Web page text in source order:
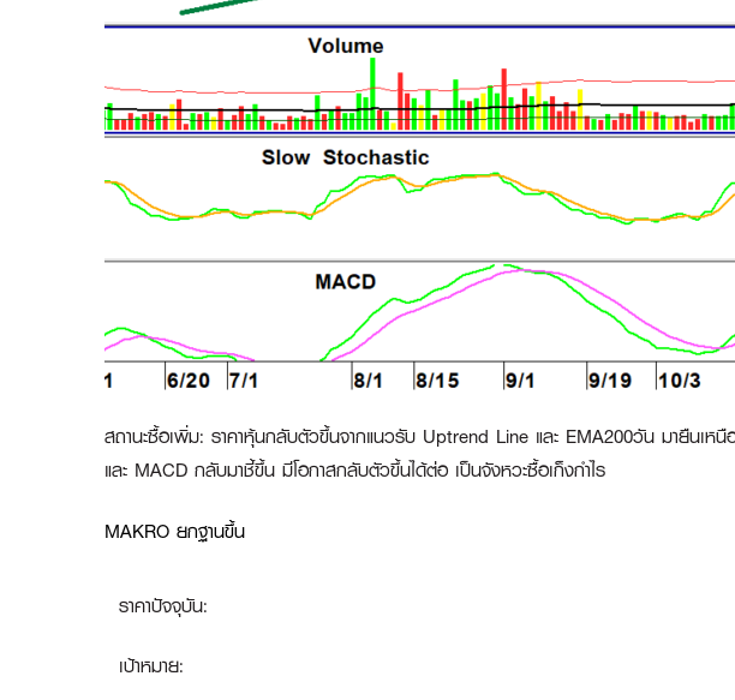
สถานะซื้อเพิ่ม: ราคาหุ้นกลับตัวขึ้นจากแนวรับ Uptrend Line และ EMA200วัน มายืนเ
และ MACD กลับมาชี้ขึ้น มีโอกาสกลับตัวขึ้นได้ต่อ เป็นจังหวะซื้อเก็งกำไร
MAKRO ยกฐานขึ้น
ราคาปัจจุบัน:
เป้าหมาย: